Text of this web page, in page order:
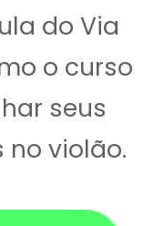
do Via
o curso
seus
no violão.